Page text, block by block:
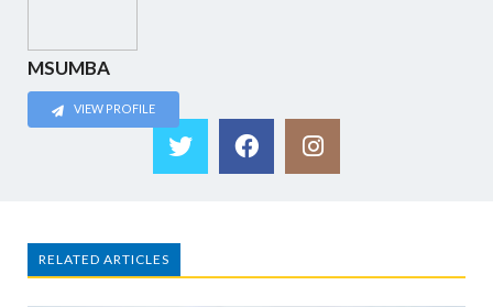
MSUMBA
VIEW PROFILE
RELATED ARTICLES